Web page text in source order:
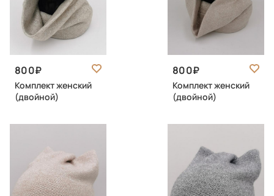
800
Комплект женский
(двойной)
800
Комплект женский
(двойной)